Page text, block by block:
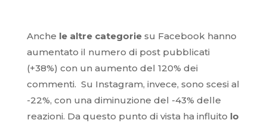
Anche le altre categoriesu Facebook hanno
aumentato il numero di post pubblicati
(+38%) con un aumento del 120% dei
commenti. Su Instagram, invece, sono scesi al
-22%, con una diminuzione del -43% delle
reazioni. Da questo punto di vista ha influito lo